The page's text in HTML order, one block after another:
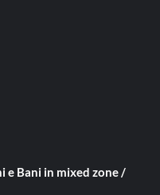
e Bani in mixed zone /